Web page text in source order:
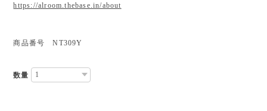
https://alroom.thebase.in/about
商品番号 NT309Y
数量